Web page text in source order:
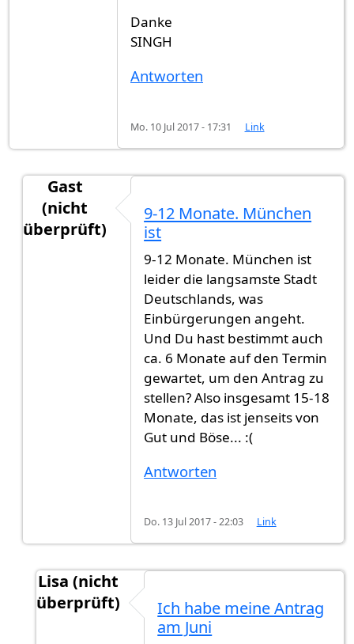
Danke
SINGH
Antworten
Mo. 10 Jul 2017 - 17:31 Link
Gast
(nicht
überprüft)
9-12 Monate. München
ist
9-12 Monate. München ist
leider die langsamste Stadt
Deutschlands, was
Einbürgerungen angeht.
Und Du hast bestimmt auch
ca. 6 Monate auf den Termin
gewartet, um den Antrag zu
stellen? Also insgesamt 15-18
Monate, das ist jenseits von
Gut und Böse... :(
Antworten
Do. 13 Jul 2017 - 22:03 Link
Lisa (nicht
überprüft)
9-12 Monate. München istvon
Ich habe meine Antrag
am Juni